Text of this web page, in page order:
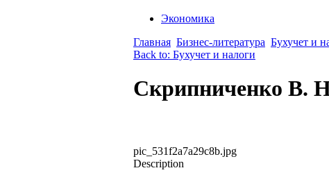
Экономика
Главная Бизнес-литература Бухучет и
Back to: Бухучет и налоги
Скрипниченко В.
pic_531f2a7a29c8b.jpg
Description